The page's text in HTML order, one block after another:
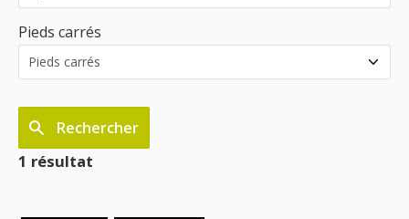
Pieds carrés
Rechercher
1 résultat